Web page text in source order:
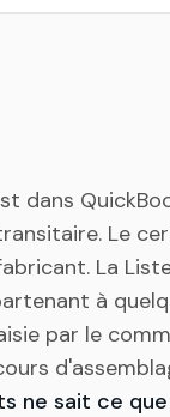
dans
Le
La
à
par le
ne sait ce